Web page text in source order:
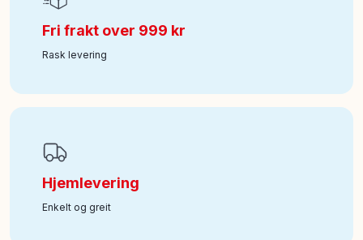
Fri frakt over 999 kr
Rask levering
Hjemlevering
Enkelt og greit